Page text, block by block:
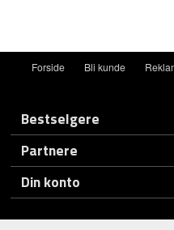
Forside Bli kunde
Bestselgere
Partnere
Din konto